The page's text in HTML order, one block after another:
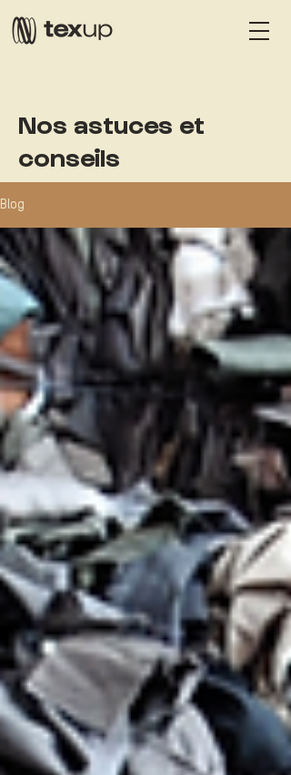
Nos astuces et
conseils
Blog